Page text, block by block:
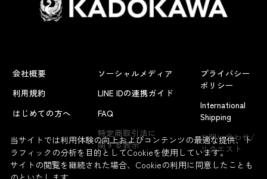
よくあるお問い合わせ
会社概要
利用規約
はじめての方へ
ソーシャルメディア
LINE IDの連携ガイド
FAQ
特定商取引法に
関する表示
プライバシー
ポリシー
International
Shipping
お問い合わせ/
リクエスト
当サイトでは利用体験の向上およびコンテンツの最適な提供、ト
ラフィックの分析を目的としてCookieを使用しています。
サイトの閲覧を継続された場合、Cookieの利用に同意したことも